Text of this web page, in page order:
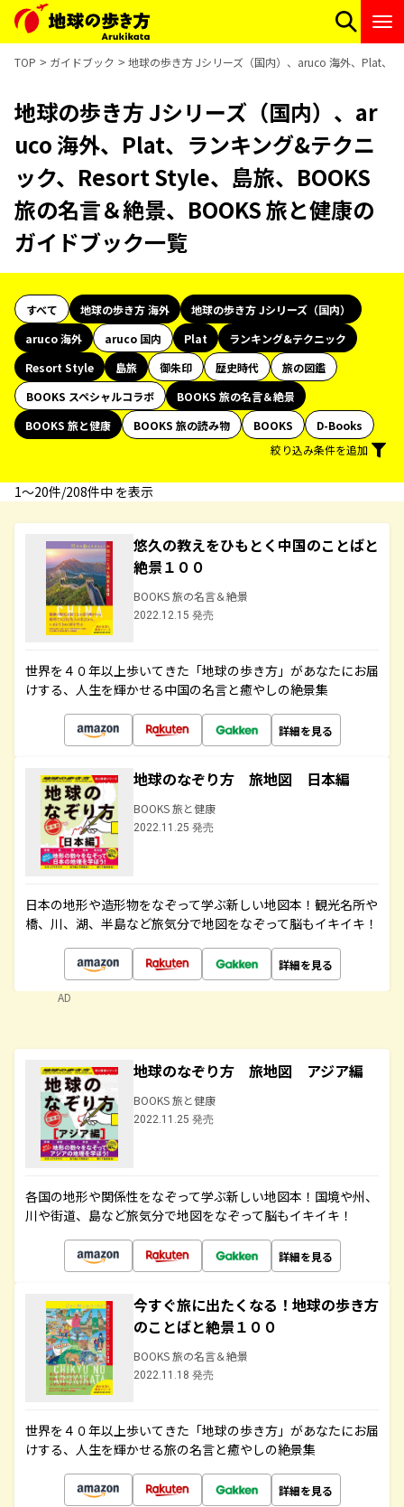
TOP ガイドブック 地球の歩き方 Jシリーズ（国内）、aruco 海外、Plat、
地球の歩き方 Jシリーズ（国内）、ar
uco 海外、Plat、ランキング&テクニ
ック、Resort Style、島旅、BOOKS
旅の名言＆絶景、BOOKS 旅と健康の
ガイドブック一覧
すべて 地球の歩き方 海外
地球の歩き方 Jシリーズ（国内）
aruco 海外
aruco 国内 Plat
ランキング&テクニック
Resort Style
島旅 御朱印 歴史時代
旅の図鑑
BOOKS スペシャルコラボ
BOOKS 旅の名言＆絶景
BOOKS 旅と健康
BOOKS 旅の読み物 BOOKS
D-Books
絞り込み条件を追加
1〜20件/208件中 を表示
悠久の教えをひもとく中国のことばと
絶景１００
BOOKS 旅の名言＆絶景
2022.12.15 発売
世界を４０年以上歩いてきた「地球の歩き方」があなたにお届
けする、人生を輝かせる中国の名言と癒やしの絶景集
詳細を見る
地球のなぞり方 旅地図 日本編
BOOKS 旅と健康
2022.11.25 発売
日本の地形や造形物をなぞって学ぶ新しい地図本！観光名所や
橋、川、湖、半島など旅気分で地図をなぞって脳もイキイキ！
詳細を見る
AD
地球のなぞり方 旅地図 アジア編
BOOKS 旅と健康
2022.11.25 発売
各国の地形や関係性をなぞって学ぶ新しい地図本！国境や州、
川や街道、島など旅気分で地図をなぞって脳もイキイキ！
詳細を見る
今すぐ旅に出たくなる！地球の歩き方
のことばと絶景１００
BOOKS 旅の名言＆絶景
2022.11.18 発売
世界を４０年以上歩いてきた「地球の歩き方」があなたにお届
けする、人生を輝かせる旅の名言と癒やしの絶景集
詳細を見る